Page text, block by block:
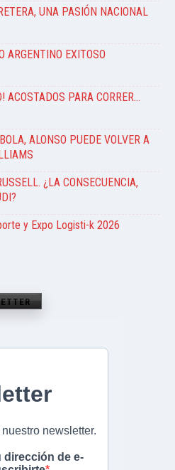
UNA PASIÓN NACIONAL
ARGENTINO EXITOSO
ACOSTADOS PARA CORRER…
ALONSO PUEDE VOLVER A
¿LA CONSECUENCIA,
y Expo Logisti-k 2026